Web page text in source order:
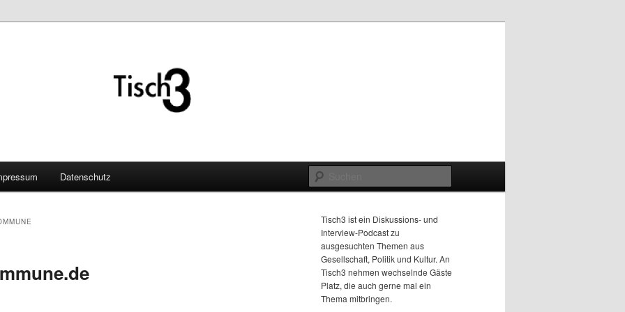
Datenschutz
Tisch3 ist ein Diskussions- und
Interview-Podcast zu
ausgesuchten Themen aus
Gesellschaft, Politik und Kultur. An
Tisch3 nehmen wechselnde Gäste
Platz, die auch gerne mal ein
Thema mitbringen.